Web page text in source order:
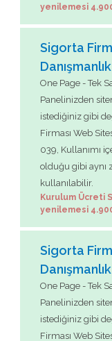
yenilemesi
Sigorta
One Page - Tek
Panelinizden
istediğiniz gibi
Firması Web
039, Kullanımı
olduğu gibi aynı
kullanılabilir.
Kurulum Ücreti
yenilemesi
Sigorta
One Page - Tek
Panelinizden
istediğiniz gibi
Firması Web